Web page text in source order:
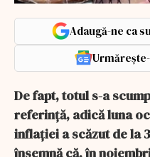
Adaugă-ne ca
De fapt, totul s-a
referință, adică luna
inflației a scăzut de la
însemnă că, în